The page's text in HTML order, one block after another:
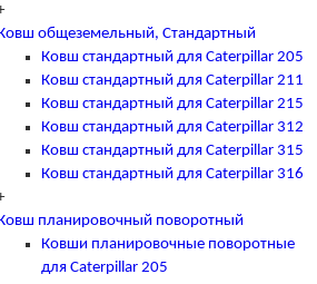
общеземельный, Стандартный
Ковш стандартный для Caterpillar 205
Ковш стандартный для Caterpillar 211
Ковш стандартный для Caterpillar 215
Ковш стандартный для Caterpillar 312
Ковш стандартный для Caterpillar 315
Ковш стандартный для Caterpillar 316
планировочный поворотный
Ковши планировочные поворотные
для Caterpillar 205